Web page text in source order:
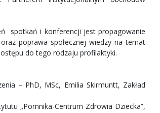
spotkań i konferencji jest propagowanie
poprawa społecznej wiedzy na temat
do tego rodzaju profilaktyki.
– PhD, MSc, Emilia Skirmuntt, Zakład
„Pomnika-Centrum Zdrowia Dziecka”,